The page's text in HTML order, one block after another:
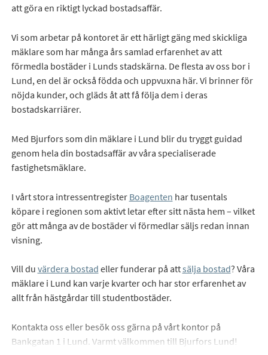
att göra en riktigt lyckad bostadsaffär.
Vi som arbetar på kontoret är ett härligt gäng med skickliga
mäklare som har många års samlad erfarenhet av att
förmedla bostäder i Lunds stadskärna. De flesta av oss bor i
Lund, en del är också födda och uppvuxna här. Vi brinner för
nöjda kunder, och gläds åt att få följa dem i deras
bostadskarriärer.
Med Bjurfors som din mäklare i Lund blir du tryggt guidad
genom hela din bostadsaffär av våra specialiserade
fastighetsmäklare.
I vårt stora intressentregister Boagenten har tusentals
köpare i regionen som aktivt letar efter sitt nästa hem – vilket
gör att många av de bostäder vi förmedlar säljs redan innan
visning.
Vill du värdera bostad eller funderar på attsälja bostad? Våra
mäklare i Lund kan varje kvarter och har stor erfarenhet av
allt från hästgårdar till studentbostäder.
Kontakta oss eller besök oss gärna på vårt kontor på
Bankgatan 1 i Lund. Varmt välkommen till Bjurfors Lund!